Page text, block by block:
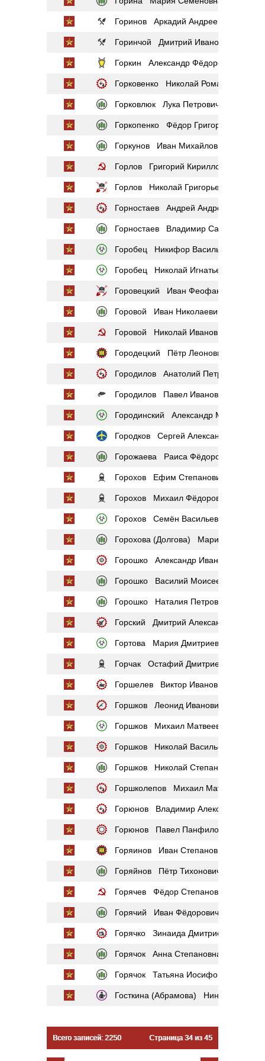
Горинов Аркадий Андреевич
Горинчой Дмитрий Иванович
Горкин Александр Фёдорович
Горковенко Николай Романович
Горковлюк Лука Петрович
Горкопенко Фёдор Григорьевич
Горкунов Иван Михайлович
Горлов Григорий Кириллович
Горлов Николай Григорьевич
Горностаев Андрей Андреевич
Горностаев Владимир Савельевич
Горобец Никифор Васильевич
Горобец Николай Игнатьевич
Горовецкий Иван Феофанович
Горовой Иван Николаевич
Горовой Николай Иванович
Городецкий Пётр Леонович
Городилов Анатолий Петрович
Городилов Павел Иванович
Городинский Александр Матвеевич
Городков Сергей Александрович
Горожаева Раиса Фёдоровна
Горохов Ефим Степанович
Горохов Михаил Фёдорович
Горохов Семён Васильевич
Горохова (Долгова) Мария
Горошко Александр Иванович
Горошко Василий Моисеевич
Горошко Наталия Петровна
Горский Дмитрий Александрович
Гортова Мария Дмитриевна
Горчак Остафий Дмитриевич
Горшелев Виктор Иванович
Горшков Леонид Иванович
Горшков Михаил Матвеевич
Горшков Николай Васильевич
Горшков Николай Степанович
Горшколепов Михаил Матвеевич
Горюнов Владимир Алексеевич
Горюнов Павел Панфилович
Горяинов Иван Степанович
Горяйнов Пётр Тихонович
Горячев Фёдор Степанович
Горячий Иван Фёдорович
Горячко Зинаида Дмитриевна
Горячок Анна Степановна
Горячок Татьяна Иосифовна
Госткина (Абрамова) Нина
Всего записей: 2250 Страница 34 из 45